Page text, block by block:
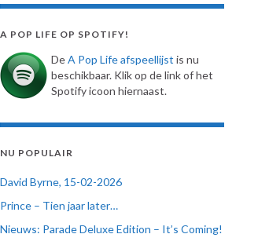
A POP LIFE OP SPOTIFY!
DeA Pop Life afspeellijst is nu
beschikbaar. Klik op de link of het
Spotify icoon hiernaast.
NU POPULAIR
David Byrne, 15-02-2026
Prince – Tien jaar later…
Nieuws: Parade Deluxe Edition – It’s Coming!